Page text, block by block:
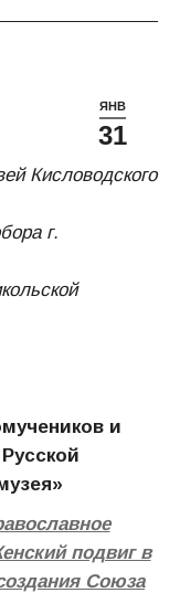
ЯНВ
31
Кисловодского
г.
и
подвиг в
Союза